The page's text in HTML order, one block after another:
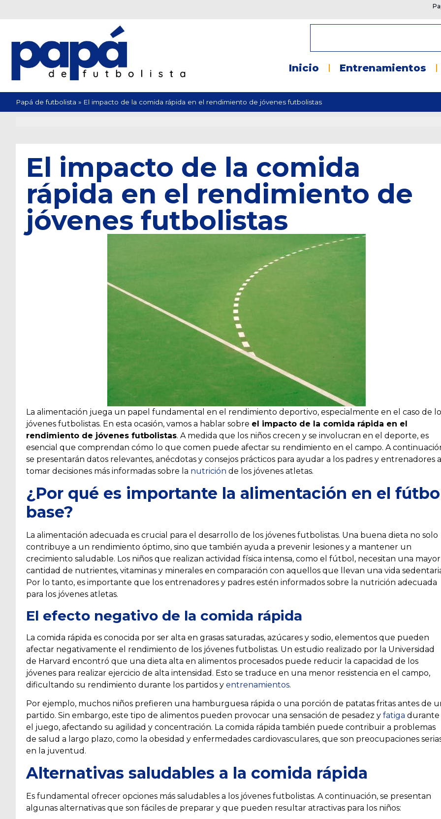
Inicio Entrenamientos
Papá de futbolista » El impacto de la comida rápida en el rendimiento de jóvenes futbolistas
El impacto de la comida
rápida en el rendimiento de
jóvenes futbolistas
La alimentación juega un papel fundamental en el rendimiento deportivo, especialmente en el caso de
jóvenes futbolistas. En esta ocasión, vamos a hablar sobre el impacto de la comida rápida en el
rendimiento de jóvenes futbolistas. A medida que los niños crecen y se involucran en el deporte, es
esencial que comprendan cómo lo que comen puede afectar su rendimiento en el campo. A
se presentarán datos relevantes, anécdotas y consejos prácticos para ayudar a los padres y entrenadores a
tomar decisiones más informadas sobre la nutrición de los jóvenes atletas.
¿Por qué es importante la alimentación en el
base?
La alimentación adecuada es crucial para el desarrollo de los jóvenes futbolistas. Una buena dieta no solo
contribuye a un rendimiento óptimo, sino que también ayuda a prevenir lesiones y a mantener un
crecimiento saludable. Los niños que realizan actividad física intensa, como el fútbol, necesitan una mayor
cantidad de nutrientes, vitaminas y minerales en comparación con aquellos que llevan una vida
Por lo tanto, es importante que los entrenadores y padres estén informados sobre la nutrición adecuada
para los jóvenes atletas.
El efecto negativo de la comida rápida
La comida rápida es conocida por ser alta en grasas saturadas, azúcares y sodio, elementos que pueden
afectar negativamente el rendimiento de los jóvenes futbolistas. Un estudio realizado por la Universidad
de Harvard encontró que una dieta alta en alimentos procesados puede reducir la capacidad de los
jóvenes para realizar ejercicio de alta intensidad. Esto se traduce en una menor resistencia en el campo,
dificultando su rendimiento durante los partidos y entrenamientos.
Por ejemplo, muchos niños prefieren una hamburguesa rápida o una porción de patatas fritas antes de
partido. Sin embargo, este tipo de alimentos pueden provocar una sensación de pesadez y fatiga durante
el juego, afectando su agilidad y concentración. La comida rápida también puede contribuir a problemas
de salud a largo plazo, como la obesidad y enfermedades cardiovasculares, que son preocupaciones
en la juventud.
Alternativas saludables a la comida rápida
Es fundamental ofrecer opciones más saludables a los jóvenes futbolistas. A continuación, se presentan
algunas alternativas que son fáciles de preparar y que pueden resultar atractivas para los niños: